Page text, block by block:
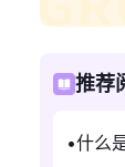
推荐
什么